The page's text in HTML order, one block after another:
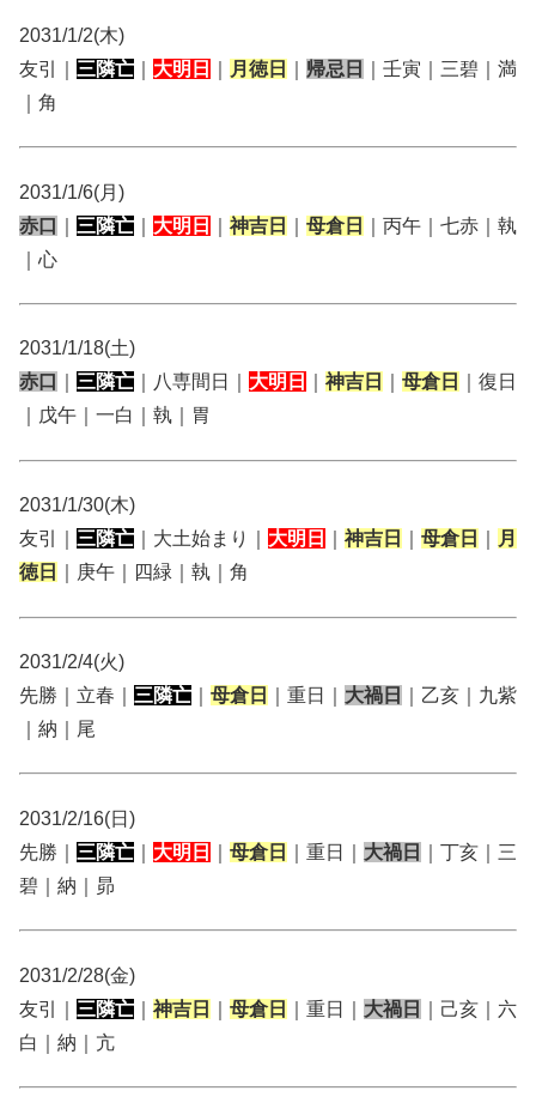
2031/1/2(木)
友引｜ 三隣亡 大明日 月徳日 帰忌日
｜壬寅｜三碧｜満
｜角
2031/1/6(月)
赤口
三隣亡 大明日 神吉日 母倉日
｜丙午｜七赤｜執
｜心
2031/1/18(土)
赤口
三隣亡 ｜八専間日｜ 大明日 神吉日 母倉日
｜復日
｜戊午｜一白｜執｜胃
2031/1/30(木)
友引｜ 三隣亡 ｜大土始まり｜ 大明日 神吉日 母倉日
月
徳日
｜庚午｜四緑｜執｜角
2031/2/4(火)
先勝｜立春｜ 三隣亡 母倉日 ｜重日｜ 大禍日
｜乙亥｜九紫
｜納｜尾
2031/2/16(日)
先勝｜ 三隣亡 大明日 母倉日 ｜重日｜ 大禍日
｜丁亥｜三
碧｜納｜昴
2031/2/28(金)
友引｜ 三隣亡 神吉日 母倉日 ｜重日｜ 大禍日
｜己亥｜六
白｜納｜亢